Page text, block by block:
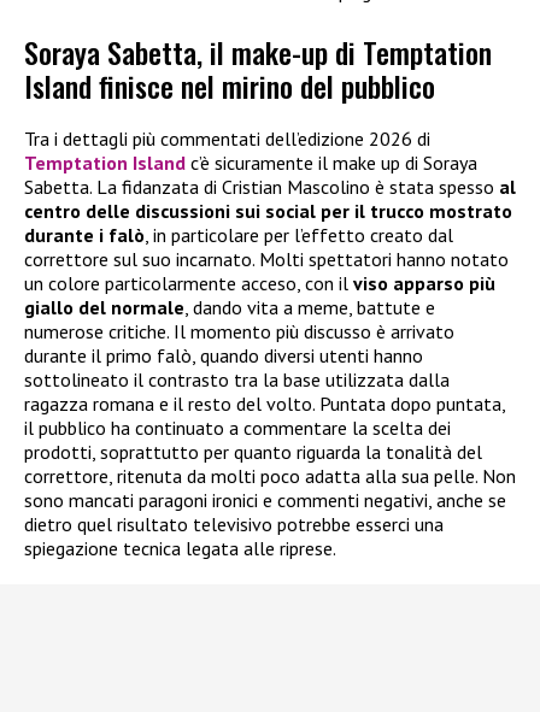
Soraya Sabetta, il make-up di Temptation
Island finisce nel mirino del pubblico
Tra i dettagli più commentati dell’edizione 2026 di
Temptation Island c’è sicuramente il make up di Soraya
Sabetta. La fidanzata di Cristian Mascolino è stata spesso al
centro delle discussioni sui social per il trucco mostrato
durante i falò, in particolare per l’effetto creato dal
correttore sul suo incarnato. Molti spettatori hanno notato
un colore particolarmente acceso, con il viso apparso più
giallo del normale, dando vita a meme, battute e
numerose critiche. Il momento più discusso è arrivato
durante il primo falò, quando diversi utenti hanno
sottolineato il contrasto tra la base utilizzata dalla
ragazza romana e il resto del volto. Puntata dopo puntata,
il pubblico ha continuato a commentare la scelta dei
prodotti, soprattutto per quanto riguarda la tonalità del
correttore, ritenuta da molti poco adatta alla sua pelle. Non
sono mancati paragoni ironici e commenti negativi, anche se
dietro quel risultato televisivo potrebbe esserci una
spiegazione tecnica legata alle riprese.